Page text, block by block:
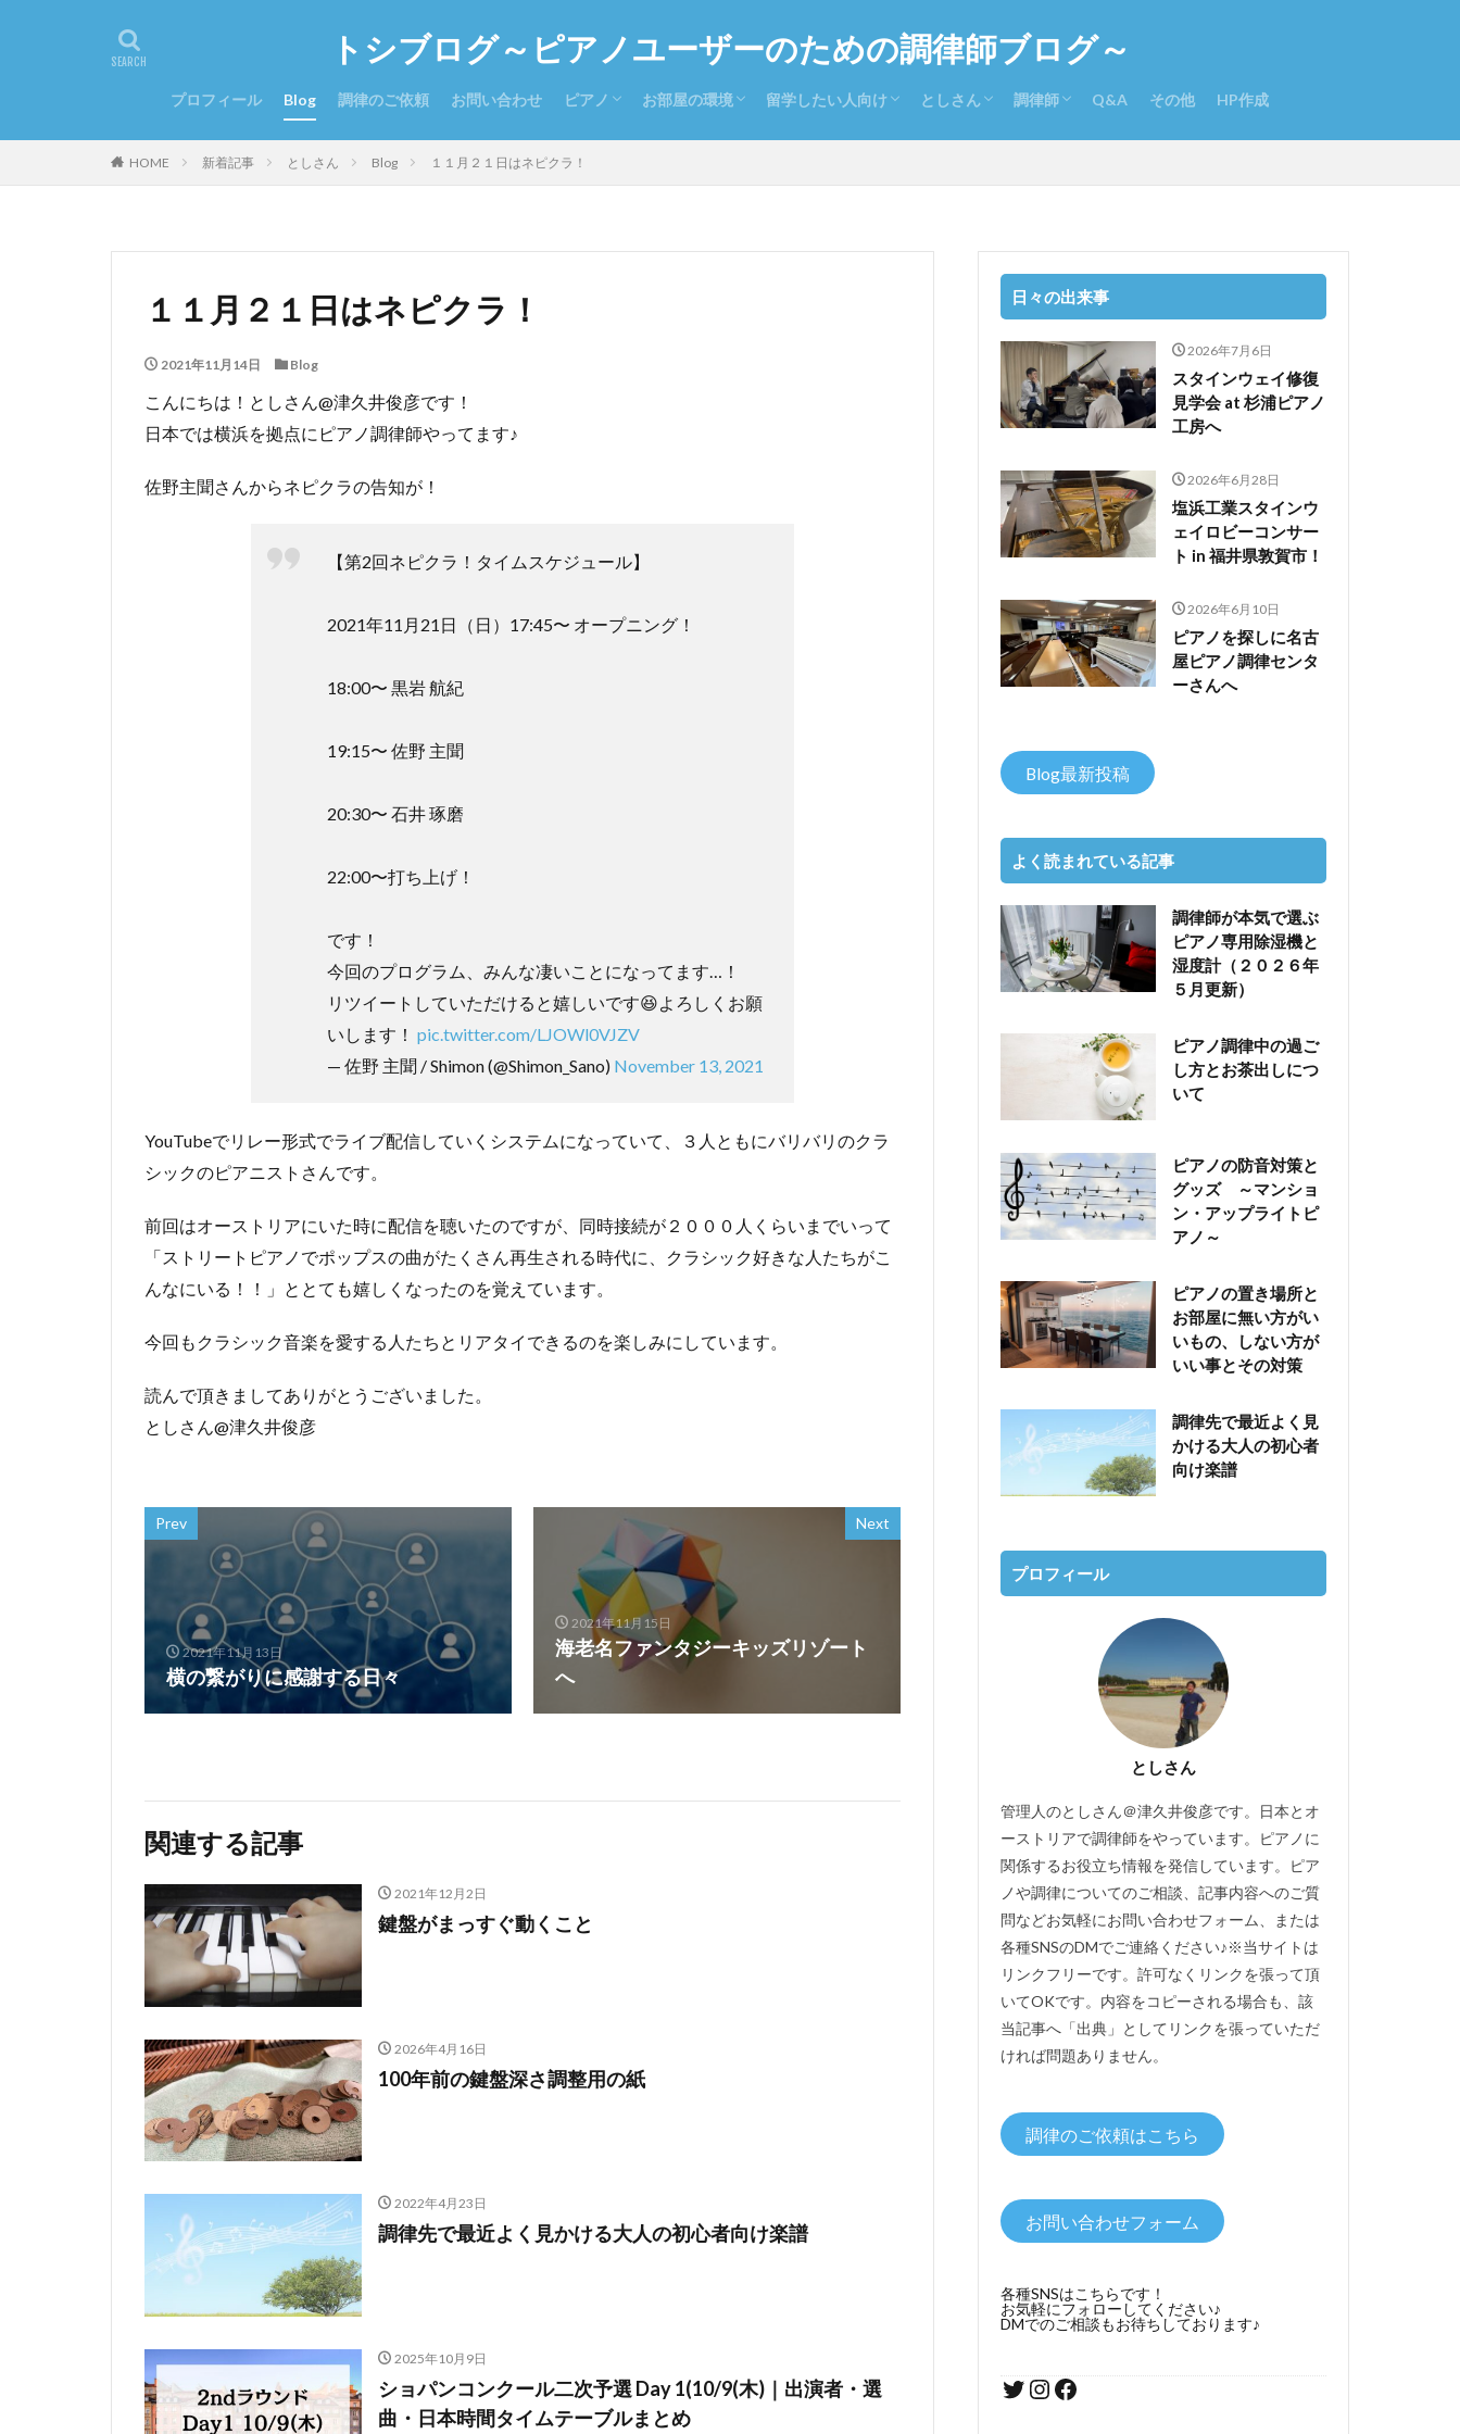
トシブログ～ピアノユーザーのための調律師ブログ～
プロフィール Blog 調律のご依頼 お問い合わせ ピアノ
ピアノを持っている人向け
ピアノを探している人向け
お部屋の環境
置き場所
防音
温度と湿度
留学したい人向け
留学お役立ち情報
留学ドイツ語
としさん
としさんのさらに詳しい経歴
お気に入りCD
全日本ピアノeコンクール体験記
調律師
調律師になるには
調律関係書籍
Q&A その他 HP作成
HOME 新着記事 としさん Blog １１月２１日はネピクラ！
１１月２１日はネピクラ！
2021年11月14日 Blog
こんにちは！としさん@津久井俊彦です！
日本では横浜を拠点にピアノ調律師やってます♪
佐野主聞さんからネピクラの告知が！
【第2回ネピクラ！タイムスケジュール】
2021年11月21日（日）17:45〜 オープニング！
18:00〜 黒岩 航紀
19:15〜 佐野 主聞
20:30〜 石井 琢磨
22:00〜打ち上げ！
です！
今回のプログラム、みんな凄いことになってます…！
リツイートしていただけると嬉しいです😆よろしくお願
いします！ pic.twitter.com/LJOWl0VJZV
— 佐野 主聞 / Shimon (@Shimon_Sano) November 13, 2021
YouTubeでリレー形式でライブ配信していくシステムになっていて、３人ともにバリバリのクラ
シックのピアニストさんです。
前回はオーストリアにいた時に配信を聴いたのですが、同時接続が２０００人くらいまでいって
「ストリートピアノでポップスの曲がたくさん再生される時代に、クラシック好きな人たちがこ
んなにいる！！」ととても嬉しくなったのを覚えています。
今回もクラシック音楽を愛する人たちとリアタイできるのを楽しみにしています。
読んで頂きましてありがとうございました。
としさん@津久井俊彦
Prev
2021年11月13日
横の繋がりに感謝する日々
Next
2021年11月15日
海老名ファンタジーキッズリゾート
へ
関連する記事
2021年12月2日
鍵盤がまっすぐ動くこと
2026年4月16日
100年前の鍵盤深さ調整用の紙
2022年4月23日
調律先で最近よく見かける大人の初心者向け楽譜
2025年10月9日
ショパンコンクール二次予選 Day 1(10/9(木)｜出演者・選
曲・日本時間タイムテーブルまとめ
日々の出来事
2026年7月6日
スタインウェイ修復
見学会 at 杉浦ピアノ
工房へ
2026年6月28日
塩浜工業スタインウ
ェイロビーコンサー
ト in 福井県敦賀市！
2026年6月10日
ピアノを探しに名古
屋ピアノ調律センタ
ーさんへ
Blog最新投稿
よく読まれている記事
調律師が本気で選ぶ
ピアノ専用除湿機と
湿度計（２０２６年
５月更新）
ピアノ調律中の過ご
し方とお茶出しにつ
いて
ピアノの防音対策と
グッズ ～マンショ
ン・アップライトピ
アノ～
ピアノの置き場所と
お部屋に無い方がい
いもの、しない方が
いい事とその対策
調律先で最近よく見
かける大人の初心者
向け楽譜
プロフィール
としさん
管理人のとしさん＠津久井俊彦です。日本とオ
ーストリアで調律師をやっています。ピアノに
関係するお役立ち情報を発信しています。ピア
ノや調律についてのご相談、記事内容へのご質
問などお気軽にお問い合わせフォーム、または
各種SNSのDMでご連絡ください♪※当サイトは
リンクフリーです。許可なくリンクを張って頂
いてOKです。内容をコピーされる場合も、該
当記事へ「出典」としてリンクを張っていただ
ければ問題ありません。
調律のご依頼はこちら
お問い合わせフォーム
各種SNSはこちらです！
お気軽にフォローしてください♪
DMでのご相談もお待ちしております♪